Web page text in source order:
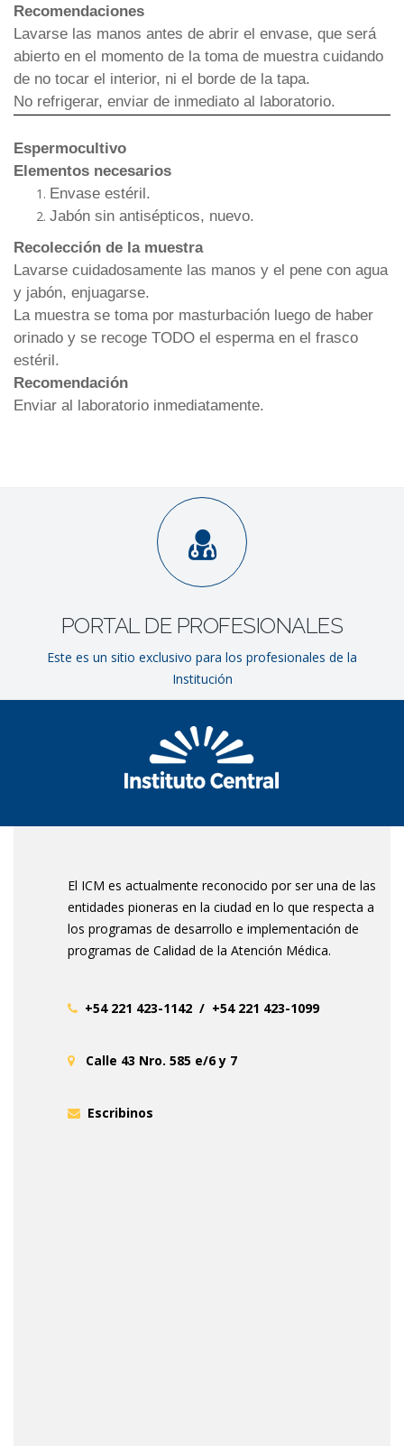
Recomendaciones
Lavarse las manos antes de abrir el envase, que será
abierto en el momento de la toma de muestra cuidando
de no tocar el interior, ni el borde de la tapa.
No refrigerar, enviar de inmediato al laboratorio.
Espermocultivo
Elementos necesarios
Envase estéril.
Jabón sin antisépticos, nuevo.
Recolección de la muestra
Lavarse cuidadosamente las manos y el pene con agua
y jabón, enjuagarse.
La muestra se toma por masturbación luego de haber
orinado y se recoge TODO el esperma en el frasco
estéril.
Recomendación
Enviar al laboratorio inmediatamente.
PORTAL DE PROFESIONALES
Este es un sitio exclusivo para los profesionales de la
Institución
El ICM es actualmente reconocido por ser una de las
entidades pioneras en la ciudad en lo que respecta a
los programas de desarrollo e implementación de
programas de Calidad de la Atención Médica.
+54 221 423-1142 / +54 221 423-1099
Calle 43 Nro. 585 e/6 y 7
Escribinos